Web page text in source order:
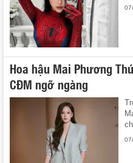
Hoa hậu Mai Phương
CĐM ngỡ ngàng